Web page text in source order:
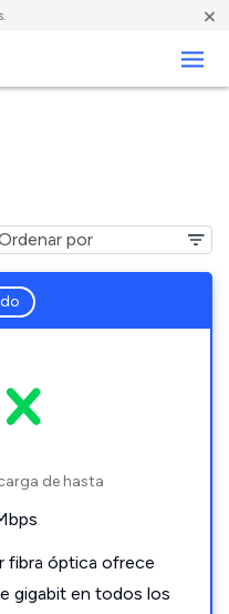
×
de hasta
fibra óptica ofrece
gigabit en todos los